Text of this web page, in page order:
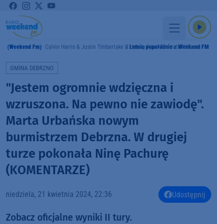
(Weekend Fm) Calvin Harris & Justin Timberlake & Halsey Feat. Pharrell Williams
Letnie popołudnie z Weekend FM
GMINA DEBRZNO
"Jestem ogromnie wdzięczna i
wzruszona. Na pewno nie zawiodę".
Marta Urbańska nowym
burmistrzem Debrzna. W drugiej
turze pokonała Ninę Pachurę
(KOMENTARZE)
niedziela, 21 kwietnia 2024, 22:36 Udostępnij
Zobacz oficjalne wyniki II tury.